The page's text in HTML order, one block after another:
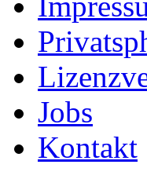
Jobs
Kontakt